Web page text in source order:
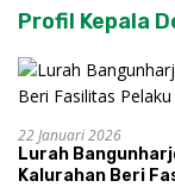
Profil Kepala
22 Januari 2026
Lurah
Kalurahan Beri